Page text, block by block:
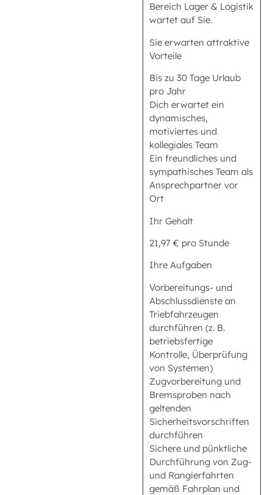
Bereich Lager & Logistik
wartet auf Sie.
Sie erwarten attraktive
Vorteile
Bis zu 30 Tage Urlaub
pro Jahr
Dich erwartet ein
dynamisches,
motiviertes und
kollegiales Team
Ein freundliches und
sympathisches Team als
Ansprechpartner vor
Ort
Ihr Gehalt
21,97 € pro Stunde
Ihre Aufgaben
Vorbereitungs- und
Abschlussdienste an
Triebfahrzeugen
durchführen (z. B.
betriebsfertige
Kontrolle, Überprüfung
von Systemen)
Zugvorbereitung und
Bremsproben nach
geltenden
Sicherheitsvorschriften
durchführen
Sichere und pünktliche
Durchführung von Zug-
und Rangierfahrten
gemäß Fahrplan und